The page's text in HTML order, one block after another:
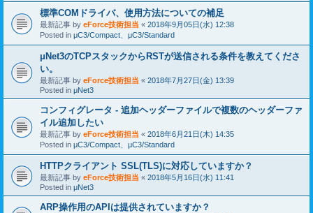
標準COMドライバ、使用方法についての補足
最新記事 by eForce技術担当 « 2018年9月05日(水) 12:38
Posted in μC3/Compact、μC3/Standard
μNet3のTCPスタックからRSTが送信される条件を教えてくださ
い。
最新記事 by eForce技術担当 « 2018年7月27日(金) 13:39
Posted in μNet3
コンフィグレータ - 追加ヘッダーファイルで複数のヘッダーファ
イル追加したい
最新記事 by eForce技術担当 « 2018年6月21日(木) 14:35
Posted in μC3/Compact、μC3/Standard
HTTPクライアント SSL(TLS)に対応していますか？
最新記事 by eForce技術担当 « 2018年5月16日(水) 11:41
Posted in μNet3
ARP操作用のAPIは提供されていますか？